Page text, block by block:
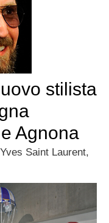
stilista
Agnona
Saint Laurent,